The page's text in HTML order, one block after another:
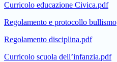
Curricolo educazione Civica.pdf
Regolamento e protocollo bullismo
Regolamento disciplina.pdf
Curricolo scuola dell’infanzia.pdf